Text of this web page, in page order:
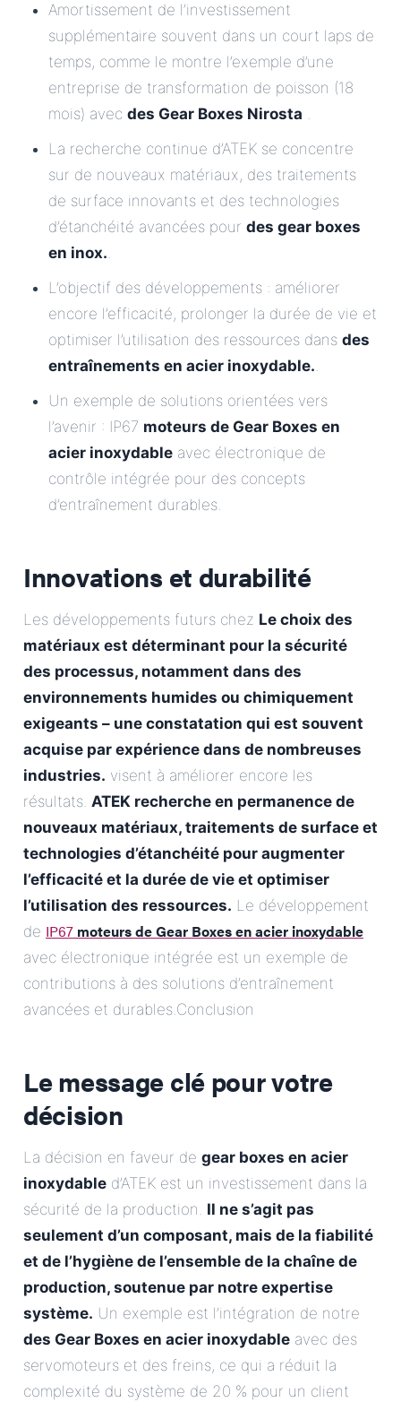
Amortissement de l’investissement
supplémentaire souvent dans un court laps de
temps, comme le montre l’exemple d’une
entreprise de transformation de poisson (18
mois) avec des Gear Boxes Nirosta .
La recherche continue d’ATEK se concentre
sur de nouveaux matériaux, des traitements
de surface innovants et des technologies
d’étanchéité avancées pour des gear boxes
en inox..
L’objectif des développements : améliorer
encore l’efficacité, prolonger la durée de vie et
optimiser l’utilisation des ressources dans des
entraînements en acier inoxydable..
Un exemple de solutions orientées vers
l’avenir : IP67 moteurs de Gear Boxes en
acier inoxydable avec électronique de
contrôle intégrée pour des concepts
d’entraînement durables.
Innovations et durabilité
Les développements futurs chez Le choix des
matériaux est déterminant pour la sécurité
des processus, notamment dans des
environnements humides ou chimiquement
exigeants – une constatation qui est souvent
acquise par expérience dans de nombreuses
industries. visent à améliorer encore les
résultats. ATEK recherche en permanence de
nouveaux matériaux, traitements de surface et
technologies d’étanchéité pour augmenter
l’efficacité et la durée de vie et optimiser
l’utilisation des ressources. Le développement
de IP67 moteurs de Gear Boxes en acier inoxydable
avec électronique intégrée est un exemple de
contributions à des solutions d’entraînement
avancées et durables.Conclusion
Le message clé pour votre
décision
La décision en faveur de gear boxes en acier
inoxydable d’ATEK est un investissement dans la
sécurité de la production. Il ne s’agit pas
seulement d’un composant, mais de la fiabilité
et de l’hygiène de l’ensemble de la chaîne de
production, soutenue par notre expertise
système. Un exemple est l’intégration de notre
des Gear Boxes en acier inoxydable avec des
servomoteurs et des freins, ce qui a réduit la
complexité du système de 20 % pour un client